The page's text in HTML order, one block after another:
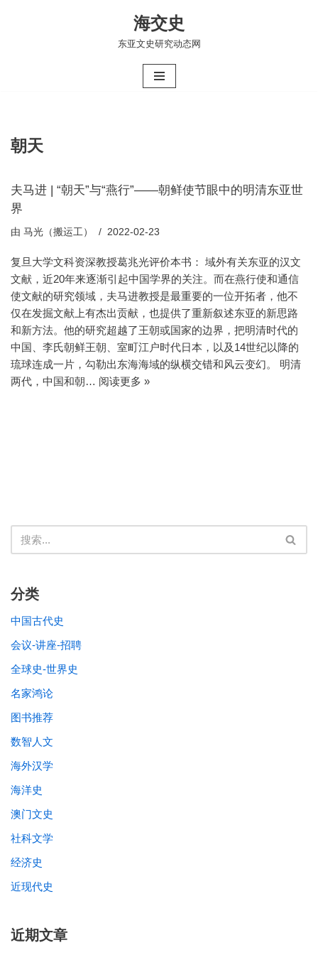
海交史
东亚文史研究动态网
朝天
夫马进 | “朝天”与“燕行”——朝鲜使节眼中的明清东亚世
界
由 马光（搬运工） 2022-02-23
复旦大学文科资深教授葛兆光评价本书： 域外有关东亚的汉文
文献，近20年来逐渐引起中国学界的关注。而在燕行使和通信
使文献的研究领域，夫马进教授是最重要的一位开拓者，他不
仅在发掘文献上有杰出贡献，也提供了重新叙述东亚的新思路
和新方法。他的研究超越了王朝或国家的边界，把明清时代的
中国、李氏朝鲜王朝、室町江户时代日本，以及14世纪以降的
琉球连成一片，勾勒出东海海域的纵横交错和风云变幻。 明清
两代，中国和朝… 阅读更多 »
分类
中国古代史
会议-讲座-招聘
全球史-世界史
名家鸿论
图书推荐
数智人文
海外汉学
海洋史
澳门文史
社科文学
经济史
近现代史
近期文章